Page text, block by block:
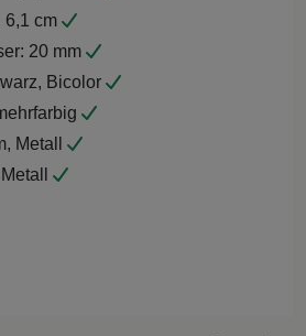
6,1 cm
20 mm
Bicolor
Metall
Metall